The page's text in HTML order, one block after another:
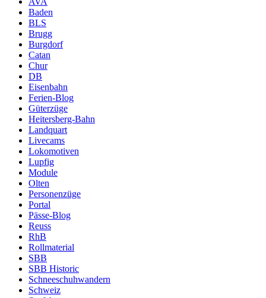
Baden
BLS
Brugg
Burgdorf
Catan
Chur
DB
Eisenbahn
Ferien-Blog
Güterzüge
Heitersberg-Bahn
Landquart
Livecams
Lokomotiven
Lupfig
Module
Olten
Personenzüge
Portal
Pässe-Blog
Reuss
RhB
Rollmaterial
SBB
SBB Historic
Schneeschuhwandern
Schweiz